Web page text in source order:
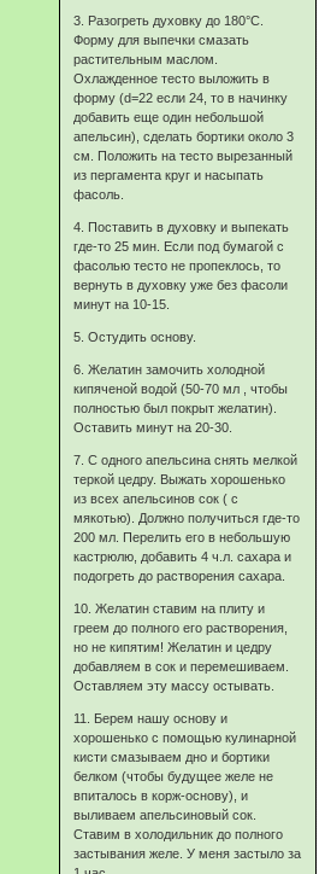
3. Разогреть духовку до 180°С.
Форму для выпечки смазать
растительным маслом.
Охлажденное тесто выложить в
форму (d=22 если 24, то в начинку
добавить еще один небольшой
апельсин), сделать бортики около 3
см. Положить на тесто вырезанный
из пергамента круг и насыпать
фасоль.
4. Поставить в духовку и выпекать
где-то 25 мин. Если под бумагой с
фасолью тесто не пропеклось, то
вернуть в духовку уже без фасоли
минут на 10-15.
5. Остудить основу.
6. Желатин замочить холодной
кипяченой водой (50-70 мл , чтобы
полностью был покрыт желатин).
Оставить минут на 20-30.
7. С одного апельсина снять мелкой
теркой цедру. Выжать хорошенько
из всех апельсинов сок ( с
мякотью). Должно получиться где-то
200 мл. Перелить его в небольшую
кастрюлю, добавить 4 ч.л. сахара и
подогреть до растворения сахара.
10. Желатин ставим на плиту и
греем до полного его растворения,
но не кипятим! Желатин и цедру
добавляем в сок и перемешиваем.
Оставляем эту массу остывать.
11. Берем нашу основу и
хорошенько с помощью кулинарной
кисти смазываем дно и бортики
белком (чтобы будущее желе не
впиталось в корж-основу), и
выливаем апельсиновый сок.
Ставим в холодильник до полного
застывания желе. У меня застыло за